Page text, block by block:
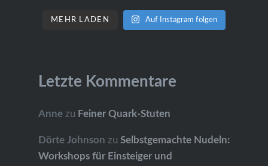
MEHR LADEN Auf Instagram folgen
Letzte Kommentare
Annezu Feiner Quark-Stuten
Dörte Johnson zu Selbstgemachte Nudeln:
Workshops für Einsteiger und